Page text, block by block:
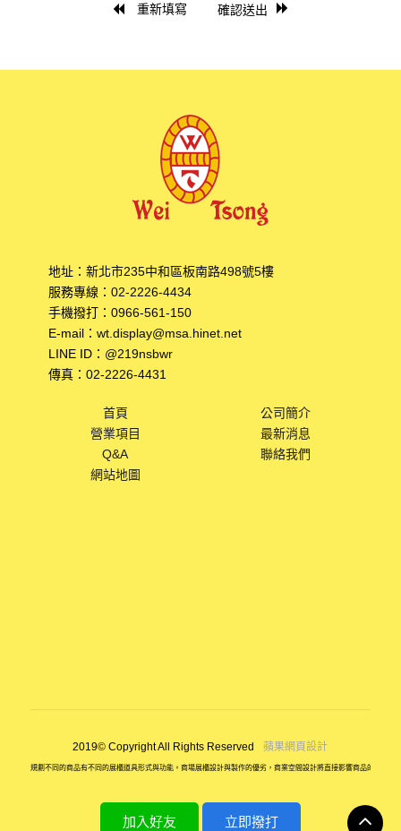
重新填寫
地址： 新北市235中和區板南路498號5樓
服務專線： 02-2226-4434
手機撥打： 0966-561-150
E-mail： wt.display@msa.hinet.net
LINE ID： @219nsbwr
傳真： 02-2226-4431
首頁
公司簡介
營業項目
最新消息
Q&A
聯絡我們
網站地圖
加入好友 立即撥打
2019© Copyright All Rights Reserved 蘋果網頁設計
展場佈置規劃不同的商品有不同的展櫃道具形式與功能。商場展櫃設計與製作的優劣，商業空間設計將直接影響商品的銷售